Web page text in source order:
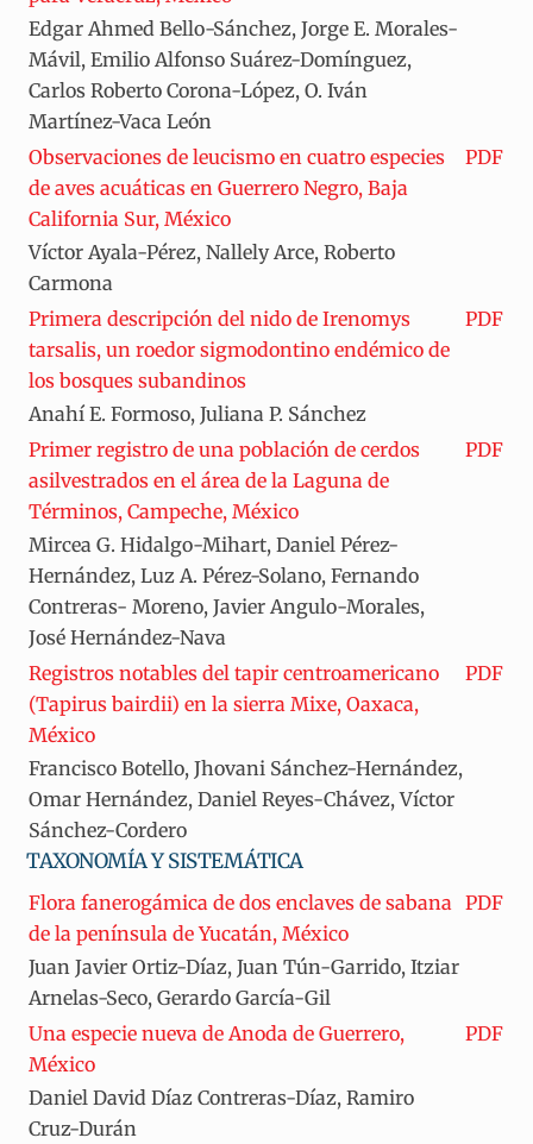
Edgar Ahmed Bello-Sánchez, Jorge E. Morales-
Mávil, Emilio Alfonso Suárez-Domínguez,
Carlos Roberto Corona-López, O. Iván
Martínez-Vaca León
Observaciones de leucismo en cuatro especies
de aves acuáticas en Guerrero Negro, Baja
California Sur, México
PDF
Víctor Ayala-Pérez, Nallely Arce, Roberto
Carmona
Primera descripción del nido de Irenomys
tarsalis, un roedor sigmodontino endémico de
los bosques subandinos
PDF
Anahí E. Formoso, Juliana P. Sánchez
Primer registro de una población de cerdos
asilvestrados en el área de la Laguna de
Términos, Campeche, México
PDF
Mircea G. Hidalgo-Mihart, Daniel Pérez-
Hernández, Luz A. Pérez-Solano, Fernando
Contreras- Moreno, Javier Angulo-Morales,
José Hernández-Nava
Registros notables del tapir centroamericano
(Tapirus bairdii) en la sierra Mixe, Oaxaca,
México
PDF
Francisco Botello, Jhovani Sánchez-Hernández,
Omar Hernández, Daniel Reyes-Chávez, Víctor
Sánchez-Cordero
TAXONOMÍA Y SISTEMÁTICA
Flora fanerogámica de dos enclaves de sabana
de la península de Yucatán, México
PDF
Juan Javier Ortiz-Díaz, Juan Tún-Garrido, Itziar
Arnelas-Seco, Gerardo García-Gil
Una especie nueva de Anoda de Guerrero,
México
PDF
Daniel David Díaz Contreras-Díaz, Ramiro
Cruz-Durán